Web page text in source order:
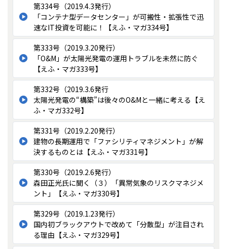
第334号（2019.4.3発行）
「コンテナ型データセンター」が可搬性・拡張性で迅
速なIT投資を可能に！【えふ・マガ334号】
第333号（2019.3.20発行）
「O&M」が太陽光発電の運用トラブルを未然に防ぐ
【えふ・マガ333号】
第332号（2019.3.6発行
太陽光発電の“構築”は後々のO&Mと一緒に考える【え
ふ・マガ332号】
第331号（2019.2.20発行）
建物の長期運用で「ファシリティマネジメント」が解
決するものとは【えふ・マガ331号】
第330号（2019.2.6発行）
森田正光氏に聞く（３）「異常気象のリスクマネジメ
ント」【えふ・マガ330号】
第329号（2019.1.23発行）
国内初ブラックアウトで改めて「分散型」が注目され
る理由【えふ・マガ329号】